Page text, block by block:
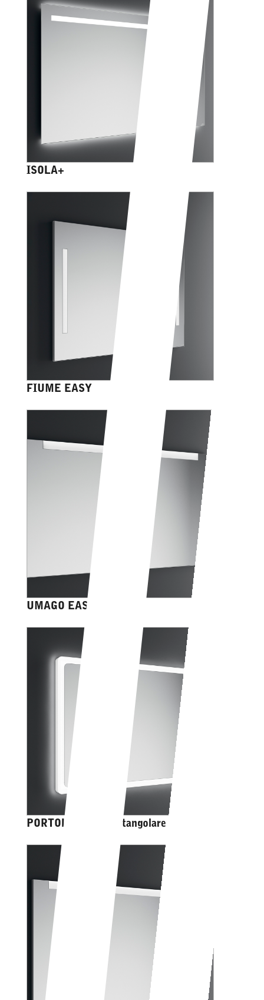
ISOLA+
FIUME EASY
UMAGO EASY
PORTOLE EASY rettangolare